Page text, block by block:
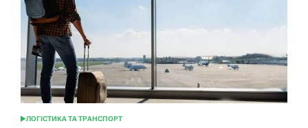
ОПУБЛІКУВАТИ
ЛОГІСТИКА ТА ТРАНСПОРТ